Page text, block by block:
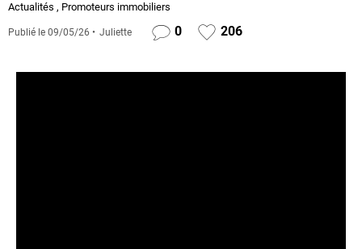
Actualités , Promoteurs immobiliers
Publié le 09/05/26 Juliette 0 206